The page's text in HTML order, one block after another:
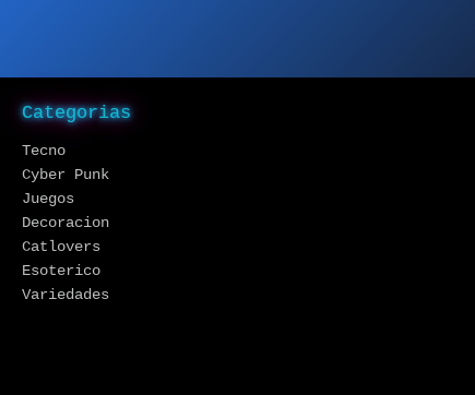
Categorias
Tecno
Cyber Punk
Juegos
Decoracion
Catlovers
Esoterico
Variedades